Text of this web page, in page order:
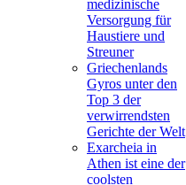
medizinische
Versorgung für
Haustiere und
Streuner
Griechenlands
Gyros unter den
Top 3 der
verwirrendsten
Gerichte der Welt
Exarcheia in
Athen ist eine der
coolsten